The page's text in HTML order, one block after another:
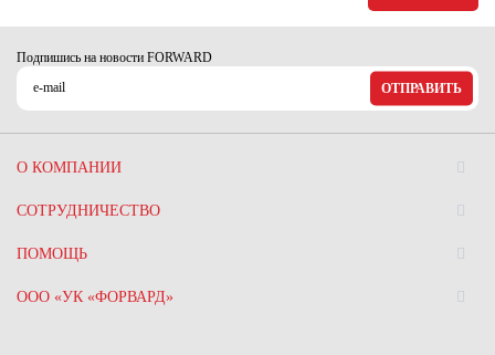
Подпишись на новости FORWARD
ОТПРАВИТЬ
О КОМПАНИИ
СОТРУДНИЧЕСТВО
ПОМОЩЬ
ООО «УК «ФОРВАРД»